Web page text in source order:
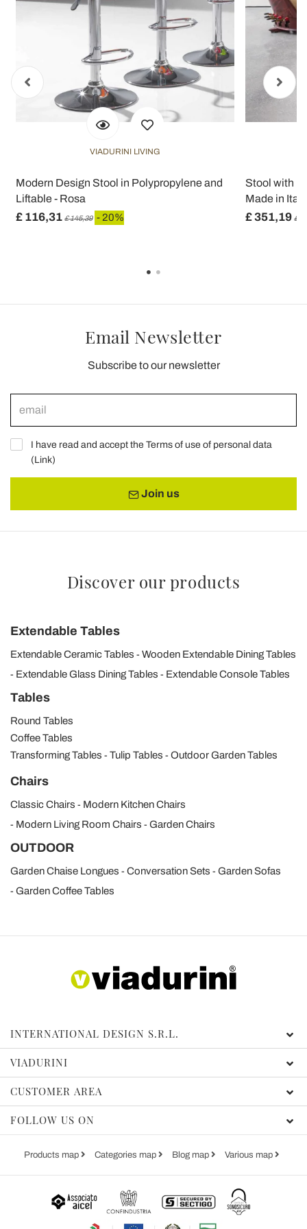
VIADURINI LIVING
Modern Design Stool in Polypropylene and
Liftable - Rosa
£ 116,31 £ 145,39 - 20%
Stool with
Made in
£ 351,19 £
Email Newsletter
Subscribe to our newsletter
I have read and accept the Terms of use of personal data
(Link)
Join us
Discover our products
Extendable Tables
Extendable Ceramic Tables
Wooden Extendable Dining Tables
Extendable Glass Dining Tables
Extendable Console Tables
Tables
Round Tables
Coffee Tables
Transforming Tables
Tulip Tables Outdoor Garden Tables
Chairs
Classic Chairs
Modern Kitchen Chairs
Modern Living Room Chairs
Garden Chairs
OUTDOOR
Garden Chaise Longues Conversation Sets
Garden Sofas
Garden Coffee Tables
INTERNATIONAL DESIGN S.R.L.
VIADURINI
CUSTOMER AREA
FOLLOW US ON
Products map Categories map Blog map Various map